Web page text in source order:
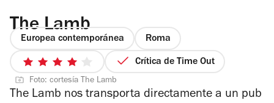
The Lamb
Europea contemporánea Roma
4
de
5
Crítica de Time Out
Foto: cortesía The Lamb
The Lamb nos transporta directamente a un pub